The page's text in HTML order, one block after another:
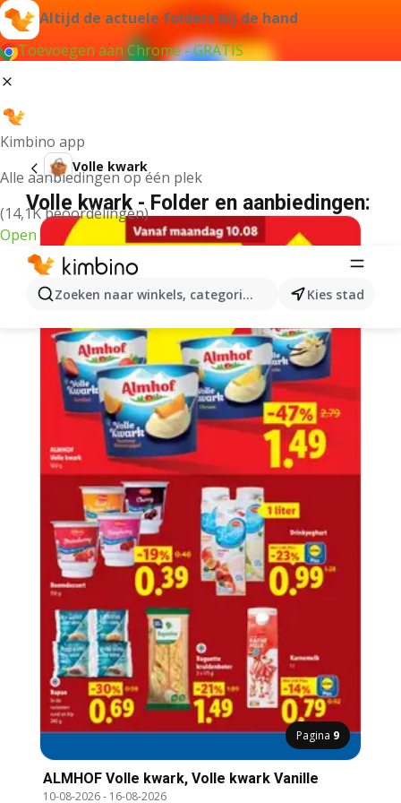
Altijd de actuele folders bij de hand
Toevoegen aan Chrome - GRATIS
Kimbino app
Alle aanbiedingen op één plek
(14,1K beoordelingen)
Open
Zoeken naar winkels, categorieën, producten...
Kies stad
Volle kwark
Volle kwark - Folder en aanbiedingen:
Pagina 9
ALMHOF Volle kwark, Volle kwark Vanille
10-08-2026- 16-08-2026